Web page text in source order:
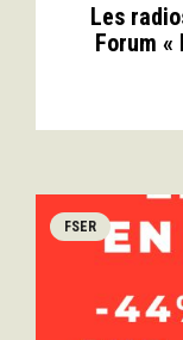
Les
Forum «
FSER